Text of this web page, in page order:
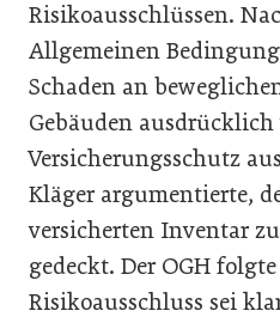
Risikoausschlüssen.
Allgemeinen
Schaden an
Gebäuden ausdrücklich
Versicherungsschutz
Kläger argumentierte,
versicherten Inventar
gedeckt. Der OGH
Risikoausschluss sei